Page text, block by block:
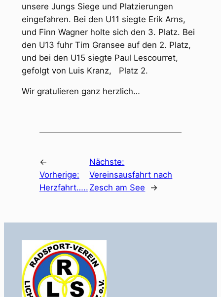
unsere Jungs Siege und Platzierungen
eingefahren. Bei den U11 siegte Erik Arns,
und Finn Wagner holte sich den 3. Platz. Bei
den U13 fuhr Tim Gransee auf den 2. Platz,
und bei den U15 siegte Paul Lescourret,
gefolgt von Luis Kranz, Platz 2.
Wir gratulieren ganz herzlich…
←
Vorherige:
Herzfahrt…..
Nächste:
Vereinsausfahrt nach
Zesch am See
→